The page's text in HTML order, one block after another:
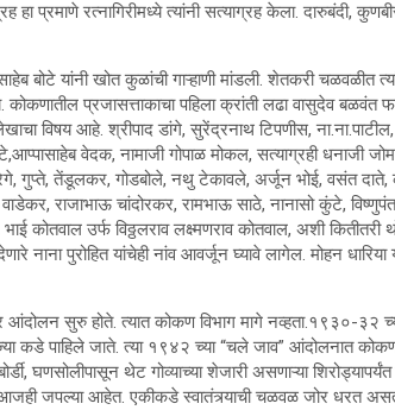
हा प्रमाणे रत्नागिरीमध्ये त्यांनी सत्याग्रह केला.
बोटे यांनी खोत कुळांची गाऱ्हाणी मांडली. शेतकरी चळवळीत
कोकणातील प्रजासत्ताकाचा पहिला क्रांती लढा वासुदेव
विषय आहे. श्रीपाद डांगे, सुरेंद्रनाथ टिपणीस,
वेदक, नामाजी गोपाळ मोकल, सत्याग्रही धनाजी जोमा
गुप्ते, तेंडूलकर, गोडबोले, नथु टेकावले, अर्जून भोई, वसंत
राजाभाऊ चांदोरकर, रामभाऊ साठे, नानासो कुंटे,
कोतवाल उर्फ विठ्ठलराव लक्ष्मणराव कोतवाल, अशी कितीतरी
नाना पुरोहित यांचेही नांव आवर्जून घ्यावे लागेल. मोहन
आंदोलन सुरु होते. त्यात कोकण विभाग मागे नव्हता.१९३०-३२
कडे पाहिले जाते. त्या १९४२ च्या “चले जाव” आंदोलनात
घणसोलीपासून थेट गोव्याच्या शेजारी असणाऱ्या
आजही जपल्या आहेत. एकीकडे स्वातंत्र्याची चळवळ जोर धरत